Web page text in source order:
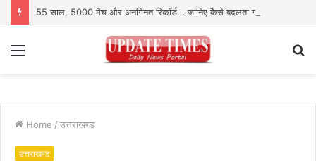
Home / उत्तराखण्ड
उत्तराखण्ड